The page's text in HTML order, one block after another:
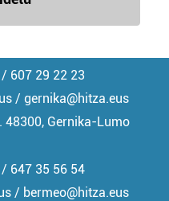
607 29 22 23
/ gernika@hitza.eus
48300, Gernika-Lumo
647 35 56 54
/ bermeo@hitza.eus